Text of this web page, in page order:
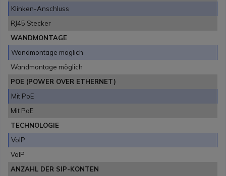
Klinken-Anschluss
RJ45 Stecker
WANDMONTAGE
Wandmontage möglich
Wandmontage möglich
POE (POWER OVER ETHERNET)
Mit PoE
Mit PoE
TECHNOLOGIE
VoIP
VoIP
ANZAHL DER SIP-KONTEN